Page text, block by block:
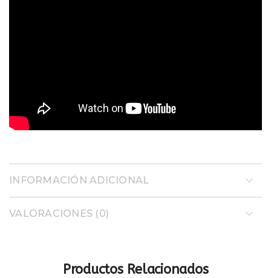
INFORMACIÓN ADICIONAL
VALORACIONES (0)
Productos Relacionados